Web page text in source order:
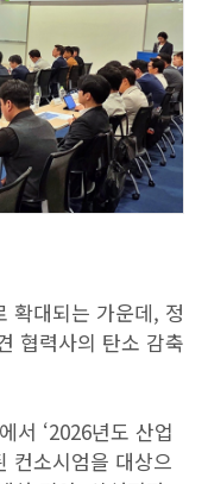
확대되는 가운데, 정
협력사의 탄소 감축
서 ‘2026년도 산업
컨소시엄을 대상으